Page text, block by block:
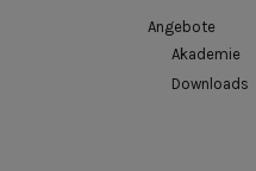
Angebote
Akademie
Downloads